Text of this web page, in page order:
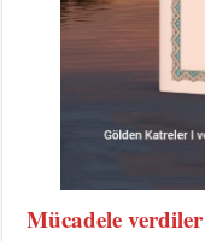
Mücadele verdiler